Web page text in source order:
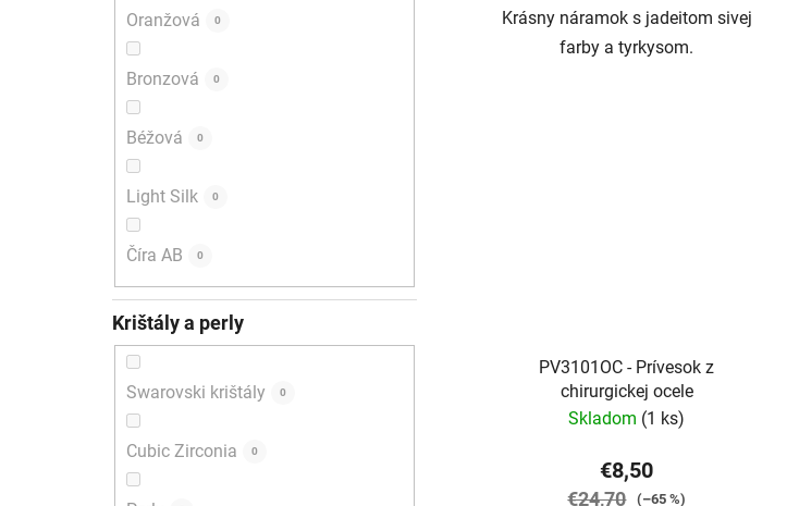
Oranžová 0
Bronzová 0
Béžová 0
Light Silk 0
Číra AB 0
Krištály a perly
Swarovski krištály 0
Cubic Zirconia 0
Krásny náramok s jadeitom sivej
farby a tyrkysom.
PV3101OC - Prívesok z
chirurgickej ocele
Skladom (1 ks)
€8,50
€24,70 (–65 %)